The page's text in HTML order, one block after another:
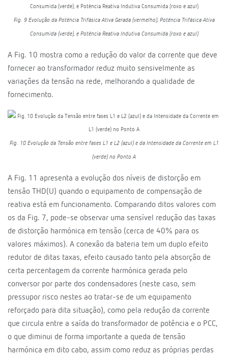
Fig. 9 Evolução da Potência Trifásica Ativa Gerada (vermelho), Potência Trifásica Ativa
Consumida (verde), e Potência Reativa Indutiva Consumida (roxo e azul)
A Fig. 10 mostra como a redução do valor da corrente que deve
fornecer ao transformador reduz muito sensivelmente as
variações da tensão na rede, melhorando a qualidade de
fornecimento.
Fig. 10 Evolução da Tensão entre fases L1 e L2 (azul) e da Intensidade da Corrente em L1
(verde) no Ponto A
A Fig. 11 apresenta a evolução dos níveis de distorção em
tensão THD(U) quando o equipamento de compensação de
reativa está em funcionamento. Comparando ditos valores com
os da Fig. 7, pode-se observar uma sensível redução das taxas
de distorção harmónica em tensão (cerca de 40% para os
valores máximos). A conexão da bateria tem um duplo efeito
redutor de ditas taxas, efeito causado tanto pela absorção de
certa percentagem da corrente harmónica gerada pelo
conversor por parte dos condensadores (neste caso, sem
pressupor risco nestes ao tratar-se de um equipamento
reforçado para dita situação), como pela redução da corrente
que circula entre a saída do transformador de potência e o PCC,
o que diminui de forma importante a queda de tensão
harmónica em dito cabo, assim como reduz as próprias perdas